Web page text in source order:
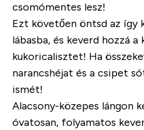
csomómentes lesz!
Ezt követően öntsd az így
lábasba, és keverd hozzá a
kukoricalisztet! Ha
narancshéjat és a csipet
ismét!
Alacsony-közepes lángon
óvatosan, folyamatos